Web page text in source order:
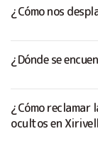
¿Cómo nos
¿Dónde se
¿Cómo reclamar
ocultos en